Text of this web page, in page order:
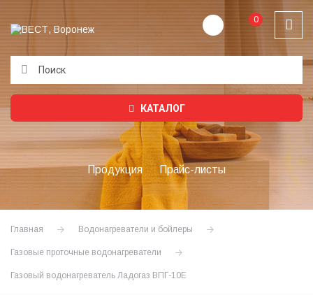
0
КАТАЛОГ
Продукция Прайс-листы
Главная Водонагреватели и бойлеры
Газовые проточные водонагреватели
Газовый водонагреватель Ладогаз ВПГ-10Е